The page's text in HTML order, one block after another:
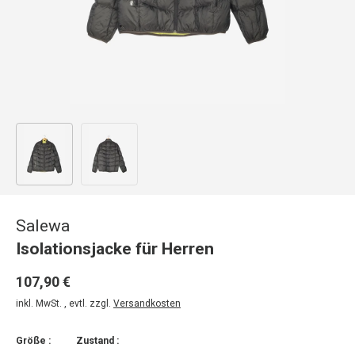
Bild 1 in Galerieansicht laden
Salewa
Isolationsjacke für Herren
107,90 €
inkl. MwSt. , evtl. zzgl. Versandkosten
Größe : Zustand :